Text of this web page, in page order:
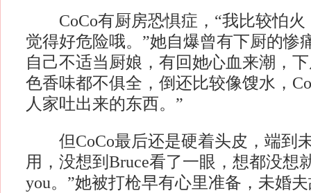
CoCo有厨房恐惧症，“我比较怕火
觉得好危险哦。”她自爆曾有下厨的惨
自己不适当厨娘，有回她心血来潮，
色香味都不俱全，倒还比较像馊水，
人家吐出来的东西。”
但CoCo最后还是硬着头皮，端到
用，没想到Bruce看了一眼，想都没想
you。”她被打枪早有心里准备，未婚